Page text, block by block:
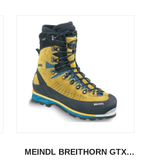
MEINDL BREITHORN GTX